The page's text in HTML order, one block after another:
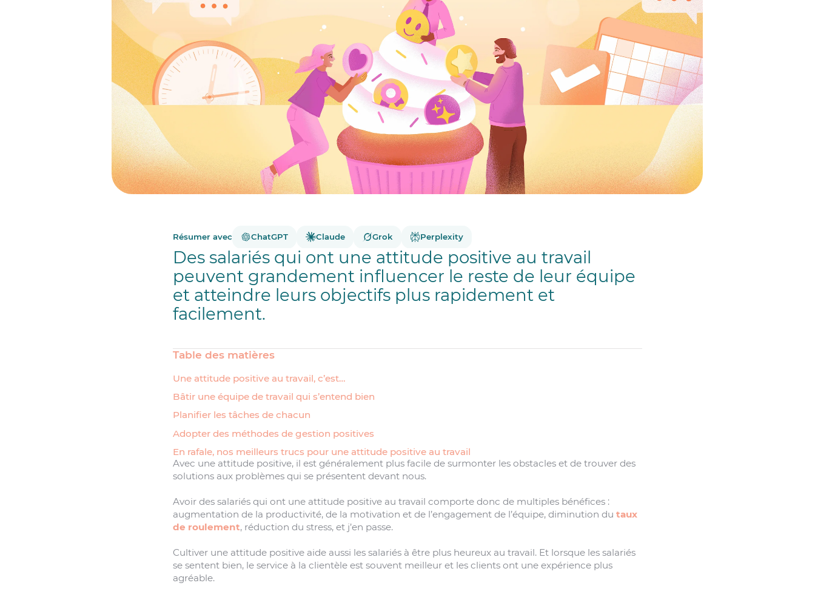
Résumer avec ChatGPT Claude Grok Perplexity
Des salariés qui ont une attitude positive au travail
peuvent grandement influencer le reste de leur équipe
et atteindre leurs objectifs plus rapidement et
facilement.
Table des matières
Une attitude positive au travail, c’est…
Bâtir une équipe de travail qui s’entend bien
Planifier les tâches de chacun
Adopter des méthodes de gestion positives
En rafale, nos meilleurs trucs pour une attitude positive au travail
Avec une attitude positive, il est généralement plus facile de surmonter les obstacles et de trouver des
solutions aux problèmes qui se présentent devant nous.
Avoir des salariés qui ont une attitude positive au travail comporte donc de multiples bénéfices :
augmentation de la productivité, de la motivation et de l’engagement de l’équipe, diminution du taux
de roulement, réduction du stress, et j’en passe.
Cultiver une attitude positive aide aussi les salariés à être plus heureux au travail. Et lorsque les salariés
se sentent bien, le service à la clientèle est souvent meilleur et les clients ont une expérience plus
agréable.